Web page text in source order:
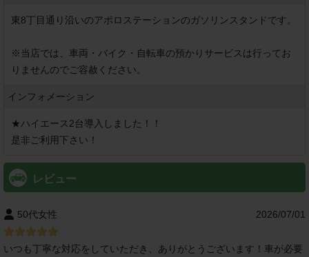
東8丁目通り沿いのアポロステーションのガソリンスタンドです。
※当店では、車両・バイク・自転車の預かりサービスは行ってお
りませんのでご容赦ください。
インフォメーション
★ハイエース2台導入しました！！
是非ご利用下さい！
レビュー
50代女性 2026/07/01
いつも丁寧な対応をしていただき、ありがとうございます！車が必要